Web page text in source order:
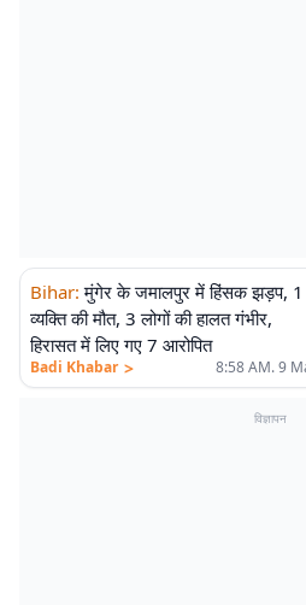
Bihar: मुंगेर के जमालपुर में हिंसक झड़प, 1
व्यक्ति की मौत, 3 लोगों की हालत गंभीर,
हिरासत में लिए गए 7 आरोपित
Badi Khabar > 8:58 AM. 9
विज्ञापन